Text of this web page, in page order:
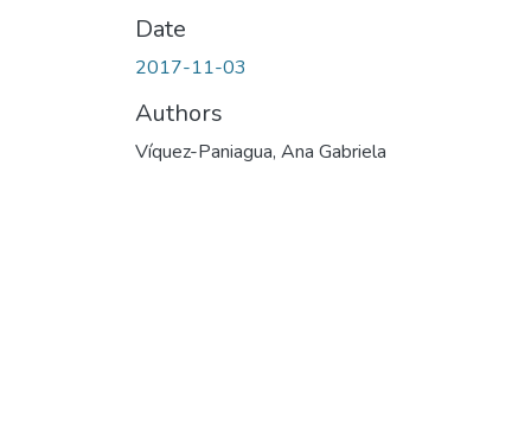
Date
2017-11-03
Authors
Víquez-Paniagua, Ana Gabriela